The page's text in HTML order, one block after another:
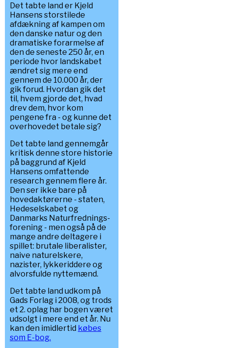
Det tabte land er Kjeld
Hansens storstilede
afdækning af kampen om
den danske natur og den
dramatiske forarmelse af
den de seneste 250 år, en
periode hvor landskabet
ændret sig mere end
gennem de 10.000 år, der
gik forud. Hvordan gik det
til, hvem gjorde det, hvad
drev dem, hvor kom
pengene fra - og kunne det
overhovedet betale sig?
Det tabte land gennemgår
kritisk denne store historie
på baggrund af Kjeld
Hansens omfattende
research gennem flere år.
Den ser ikke bare på
hovedaktørerne - staten,
Hedeselskabet og
Danmarks Naturfrednings-
forening - men også på de
mange andre deltagere i
spillet: brutale liberalister,
naive naturelskere,
nazister, lykkeriddere og
alvorsfulde nyttemænd.
Det tabte land udkom på
Gads Forlag i 2008, og trods
et 2. oplag har bogen været
udsolgt i mere end et år. Nu
kan den imidlertid købes
som E-bog.